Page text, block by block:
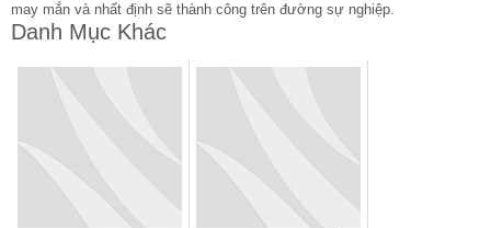
may mắn và nhất định sẽ thành công trên đường sự nghiệp.
Danh Mục Khác